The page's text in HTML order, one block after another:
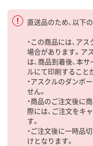
直送品のため、以下
・この商品には、ア
場合があります。ア
は、商品到着後、本
ルにて印刷すること
・アスクルのダンボ
せん。
・商品のご注文後に
際には、ご注文をキ
す。
・ご注文後に一時品
けとなります。